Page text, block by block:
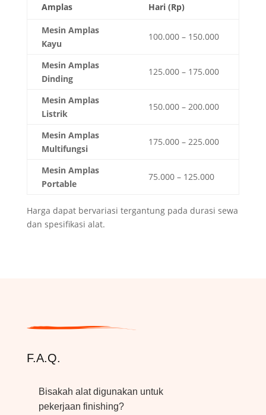
Amplas Hari (Rp)
Mesin Amplas
Kayu
100.000 – 150.000
Mesin Amplas
Dinding
125.000 – 175.000
Mesin Amplas
Listrik
150.000 – 200.000
Mesin Amplas
Multifungsi
175.000 – 225.000
Mesin Amplas
Portable
75.000 – 125.000
Harga dapat bervariasi tergantung pada durasi sewa
dan spesifikasi alat.
F.A.Q.
Bisakah alat digunakan untuk
pekerjaan finishing?